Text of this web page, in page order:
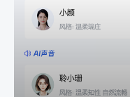
音视频一键生成
室"中输入文本或录音，一
出